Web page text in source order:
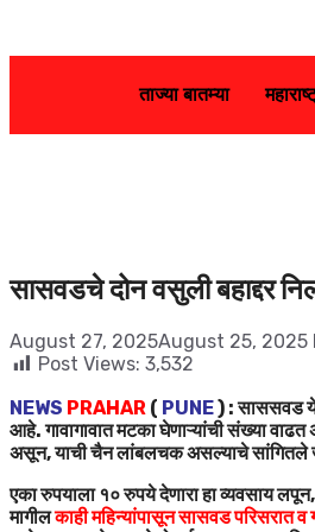
ताज्या बातम्या
सासवडचे दोन वसुली बहाद्दर
August 27, 2025August 25, 2025
Post Views: 3,532
NEWS PRAHAR ( PUNE) : साससवड
आहे. गावागावात मटका घेणाऱ्यांची संख्या
असून, याची चैन लांबलचक असल्याचे सांगितले
एका रुपयाला १० रुपये देणारा हा व्यवसाय
मागीलकाही महिन्यांपासून सासवड परिसरात